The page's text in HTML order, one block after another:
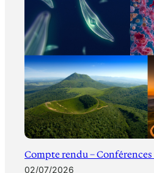
Compte rendu – Conférences
02/07/2026